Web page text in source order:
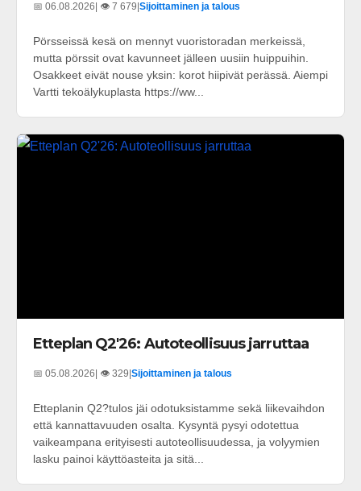
📅 06.08.2026 | 👁️ 7 679 Sijoittaminen ja talous
Pörsseissä kesä on mennyt vuoristoradan merkeissä,
mutta pörssit ovat kavunneet jälleen uusiin huippuihin.
Osakkeet eivät nouse yksin: korot hiipivät perässä. Aiempi
Vartti tekoälykuplasta https://ww...
Etteplan Q2'26: Autoteollisuus jarruttaa
📅 05.08.2026| 👁️ 329|Sijoittaminen ja talous
Etteplanin Q2?tulos jäi odotuksistamme sekä liikevaihdon
että kannattavuuden osalta. Kysyntä pysyi odotettua
vaikeampana erityisesti autoteollisuudessa, ja volyymien
lasku painoi käyttöasteita ja sitä...